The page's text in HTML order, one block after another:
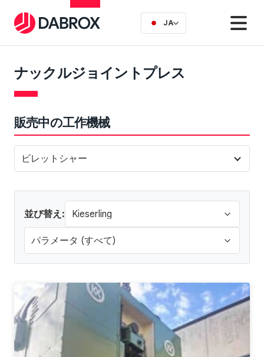
ナックルジョイントプレス
販売中の工作機械
ビレットシャー
並び替え: